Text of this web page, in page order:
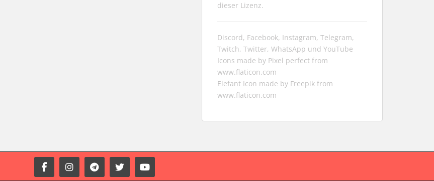
dieser Lizenz.
Discord, Facebook, Instagram, Telegram,
Twitch, Twitter, WhatsApp und YouTube
Icons made by Pixel perfect from
www.flaticon.com
Elefant Icon made by Freepik from
www.flaticon.com